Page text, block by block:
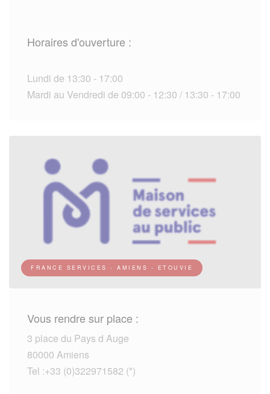
Horaires d'ouverture :
Lundi de 13:30 - 17:00
Mardi au Vendredi de 09:00 - 12:30 / 13:30 - 17:00
FRANCE SERVICES - AMIENS - ETOUVIE
Vous rendre sur place :
3 place du Pays d Auge
80000 Amiens
Tel :+33 (0)322971582 (*)